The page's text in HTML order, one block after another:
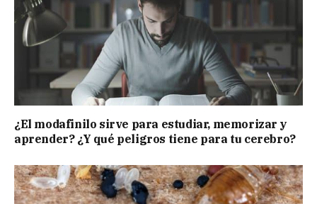
¿El modafinilo sirve para estudiar, memorizar y
aprender? ¿Y qué peligros tiene para tu cerebro?